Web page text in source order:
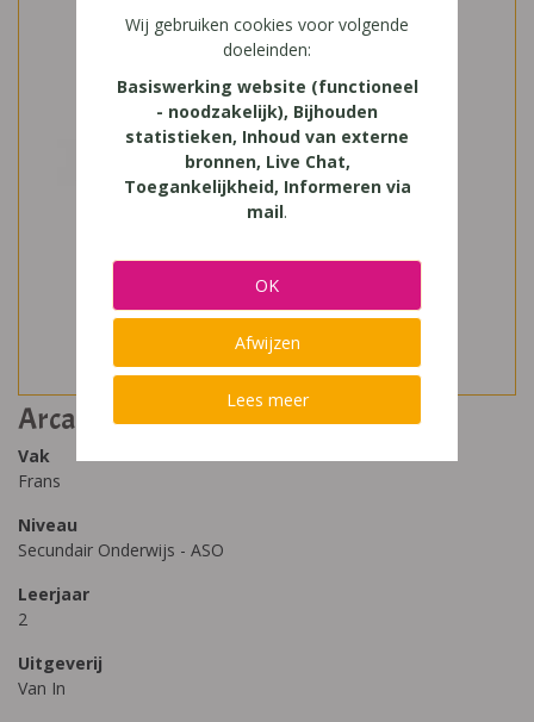
Arcades réseau 2 cahier de travail
Vak
Frans
Niveau
Secundair Onderwijs - ASO
Leerjaar
2
Uitgeverij
Van In
Wij gebruiken cookies voor volgende
doeleinden:
Basiswerking website (functioneel
- noodzakelijk), Bijhouden
statistieken, Inhoud van externe
bronnen, Live Chat,
Toegankelijkheid, Informeren via
mail.
OK
Afwijzen
Lees meer